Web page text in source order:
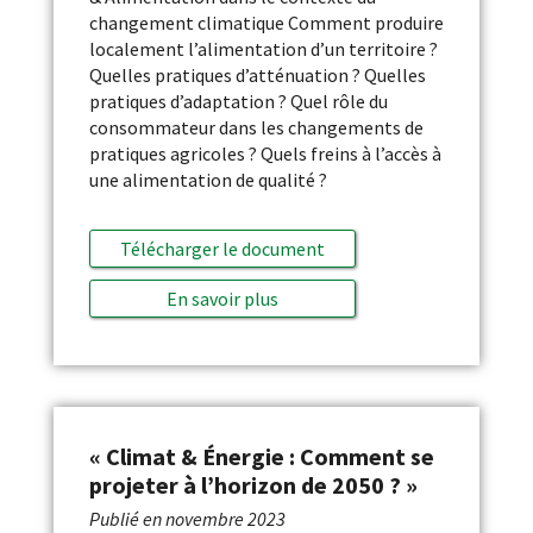
changement climatique Comment produire
localement l’alimentation d’un territoire ?
Quelles pratiques d’atténuation ? Quelles
pratiques d’adaptation ? Quel rôle du
consommateur dans les changements de
pratiques agricoles ? Quels freins à l’accès à
une alimentation de qualité ?
Télécharger le document
En savoir plus
« Climat & Énergie : Comment se
projeter à l’horizon de 2050 ? »
Publié ennovembre 2023